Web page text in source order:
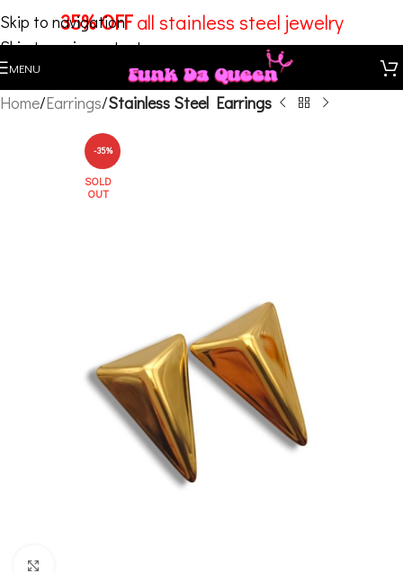
Skip to navigation
Skip to main content
35% OFFall stainless steel jewelry
MENU
Home Earrings Stainless Steel Earrings
-35%
SOLD
OUT